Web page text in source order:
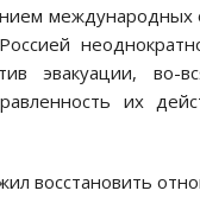
эвакуации, во-
их
восстановить